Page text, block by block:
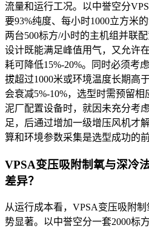
流量和运行工况。以中誉空分
要93%纯度、每小时1000立方米
两台500标方/小时的主机组并联
设计既能满足峰值用气，又允许
耗可降低15%-20%。同时必须考
拔超过1000米或环境温度长期高
会衰减5%-10%，选型时需预留
泥厂配置设备时，就因未充分考
足，后通过增加一级增压风机才
算和环境参数采集是选型成功的前
VPSA变压吸附制氧与深冷
差异？
从运行成本看，VPSA变压吸附
势显著。以中誉空分一套2000标